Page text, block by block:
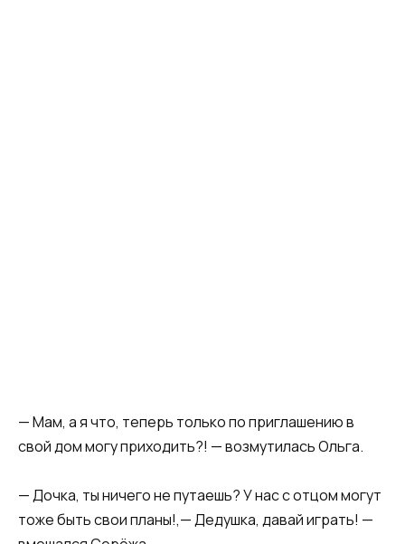
— Мам, а я что, теперь только по приглашению в
свой дом могу приходить?! — возмутилась Ольга.
— Дочка, ты ничего не путаешь? У нас с отцом могут
тоже быть свои планы!,— Дедушка, давай играть! —